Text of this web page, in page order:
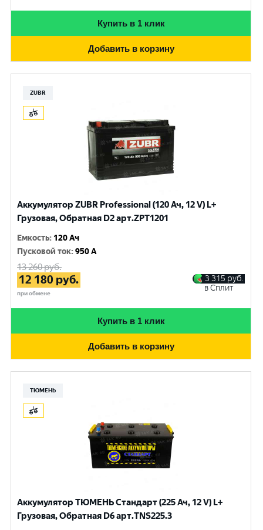
Купить в 1 клик
Добавить в корзину
ZUBR
Аккумулятор ZUBR Professional (120 Ач, 12 V) L+
Грузовая, Обратная D2 арт.ZPT1201
Емкость: 120 Ач
Пусковой ток:950 A
13 260руб.
12 180 руб.
при обмене
3 315 руб.
в Сплит
Купить в 1 клик
Добавить в корзину
ТЮМЕНЬ
Аккумулятор ТЮМЕНЬ Стандарт (225 Ач, 12 V) L+
Грузовая, Обратная D6 арт.TNS225.3